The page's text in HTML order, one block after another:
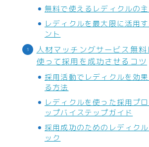
ホームページ・ネットショップ
ポイントサービス・懸賞
インターネット接続
プロバイダー
回線
無料で使えるレディクルの
レディクルを最大限に活用
ント
人材マッチングサービス無料
使って採用を成功させるコツ
採用活動でレディクルを効
る方法
レディクルを使った採用プ
ップバイステップガイド
採用成功のためのレディク
ック